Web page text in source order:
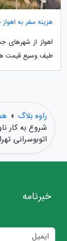
هزینه سفر به
اهواز از شهرهای
طیف وسیع قیمت
راوه بلاگ »
شروع به کار
اتوبوسرانی
خبرنامه